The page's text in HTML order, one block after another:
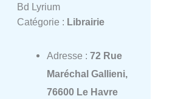
Bd Lyrium
Catégorie : Librairie
Adresse : 72 Rue
Maréchal Gallieni,
76600 Le Havre